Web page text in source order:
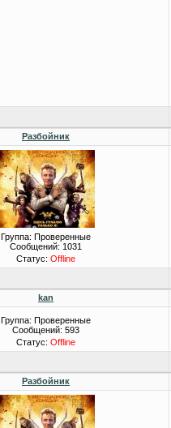
Разбойник
Группа: Проверенные
Сообщений: 1031
Статус: Offline
kan
Группа: Проверенные
Сообщений: 593
Статус: Offline
Разбойник